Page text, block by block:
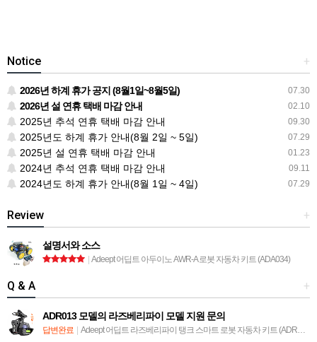
+
Notice
07.30
2026년 하계 휴가 공지 (8월1일~8월5일)
02.10
2026년 설 연휴 택배 마감 안내
09.30
2025년 추석 연휴 택배 마감 안내
07.29
2025년도 하계 휴가 안내(8월 2일 ~ 5일)
01.23
2025년 설 연휴 택배 마감 안내
09.11
2024년 추석 연휴 택배 마감 안내
07.29
2024년도 하계 휴가 안내(8월 1일 ~ 4일)
+
Review
설명서와 소스
Adeept 어딥트 아두이노 AWR-A 로봇 자동차 키트 (ADA034)
+
Q & A
ADR013 모델의 라즈베리파이 모델 지원 문의
답변완료 Adeept 어딥트 라즈베리파이 탱크 스마트 로봇 자동차 키트 (ADR013)